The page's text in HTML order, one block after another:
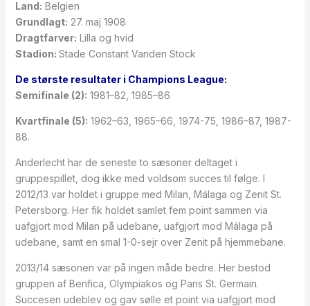
Land: Belgien
Grundlagt: 27. maj 1908
Dragtfarver: Lilla og hvid
Stadion: Stade Constant Vanden Stock
De største resultater i Champions League:
Semifinale (2): 1981–82, 1985–86
Kvartfinale (5): 1962–63, 1965–66, 1974-75, 1986–87, 1987-
88.
Anderlecht har de seneste to sæsoner deltaget i
gruppespillet, dog ikke med voldsom succes til følge. I
2012/13 var holdet i gruppe med Milan, Málaga og Zenit St.
Petersborg. Her fik holdet samlet fem point sammen via
uafgjort mod Milan på udebane, uafgjort mod Málaga på
udebane, samt en smal 1-0-sejr over Zenit på hjemmebane.
2013/14 sæsonen var på ingen måde bedre. Her bestod
gruppen af Benfica, Olympiakos og Paris St. Germain.
Succesen udeblev og gav sølle et point via uafgjort mod